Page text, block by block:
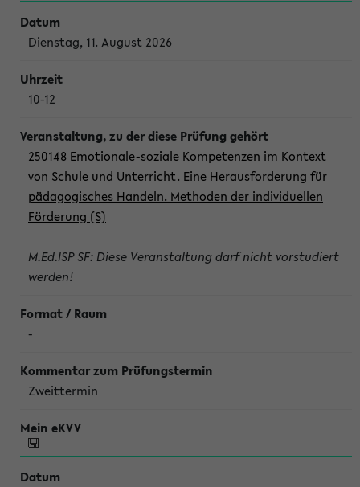
Dienstag, 11. August 2026
10-12
250148 Emotionale-soziale Kompetenzen im Kontext
von Schule und Unterricht. Eine Herausforderung für
pädagogisches Handeln. Methoden der individuellen
Förderung (S)
M.Ed.ISP SF: Diese Veranstaltung darf nicht vorstudiert
werden!
-
Zweittermin